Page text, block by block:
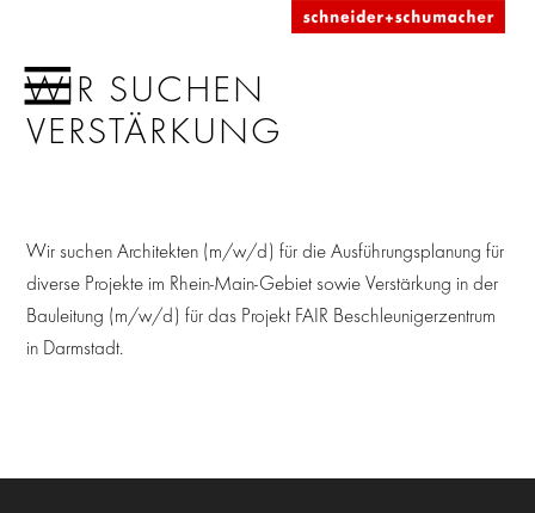
WIR SUCHEN
VERSTÄRKUNG
Wir suchen Architekten (m/w/d) für die Ausführungsplanung für
diverse Projekte im Rhein-Main-Gebiet sowie Verstärkung in der
Bauleitung (m/w/d) für das Projekt FAIR Beschleunigerzentrum
in Darmstadt.